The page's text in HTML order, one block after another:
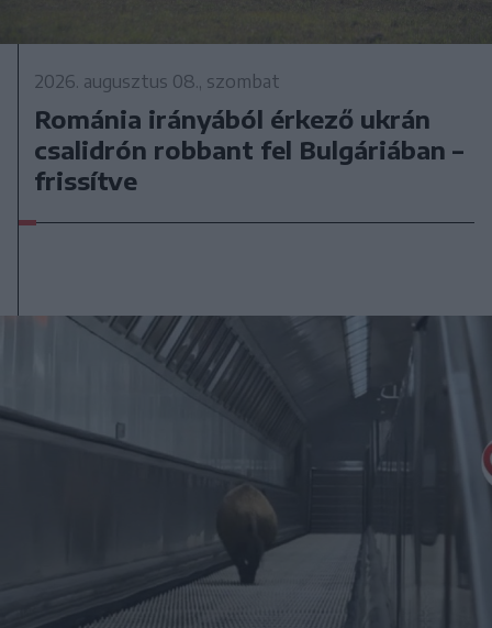
2026. augusztus 08., szombat
Románia irányából érkező ukrán
csalidrón robbant fel Bulgáriában –
frissítve